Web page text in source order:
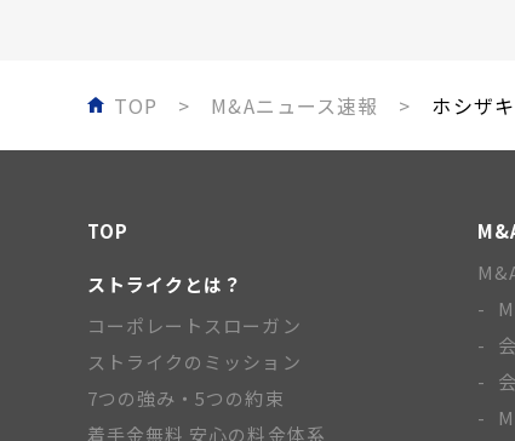
TOP M&Aニュース速報 ホシザ
TOP
ストライクとは？
コーポレートスローガン
ストライクのミッション
7つの強み・5つの約束
着手金無料 安心の料金体系